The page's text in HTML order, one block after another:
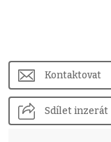
Kontaktovat
Sdílet inzerát